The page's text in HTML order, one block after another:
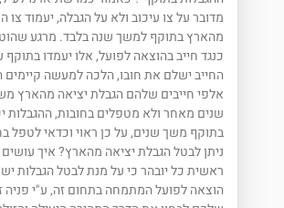
מדובר על צו עיכוב ולא על הגבלה, יעמוד צו
מהארץ בתוקף למשך שנה בלבד. מרגע
כנגד חייב בהוצאה לפועל, אלו יעמדו בתוקף
החייב ישלם את חובו, הלכה למעשה קיימים
אלפי חייבים שלהם הגבלת יציאה מהארץ
שנים מאחר ולא מטפלים בחובות, ההגבלות
בתוקף משך שנים, על כן ראוי וכדאי לטפל
ניתן לבטל הגבלת יציאה מהארץ? איך
ראשית כל יובהר כי על מנת לבטל הגבלות
הוצאה לפועל המתמחה בתחום זה, ע"י פניה